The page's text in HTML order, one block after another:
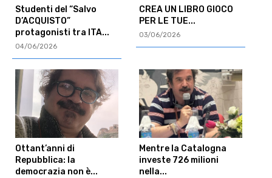
Studenti del “Salvo
D’ACQUISTO”
protagonisti tra ITA...
04/06/2026
CREA UN LIBRO GIOCO
PER LE TUE...
03/06/2026
Ottant’anni di
Repubblica: la
democrazia non è...
Mentre la Catalogna
investe 726 milioni
nella...